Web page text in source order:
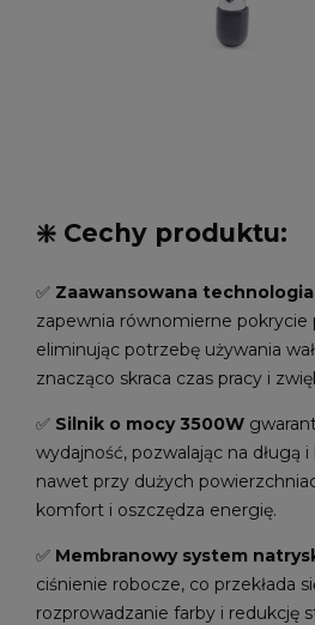
❇️ Cechy produktu:
✅ Zaawansowana
zapewnia równomierne pokrycie
eliminując potrzebę używania
znacząco skraca czas pracy i
✅ Silnik o mocy 3500W
wydajność, pozwalając na długą
nawet przy dużych
komfort i oszczędza energię.
✅ Membranowy system
ciśnienie robocze, co przekłada
rozprowadzanie farby i redukcję